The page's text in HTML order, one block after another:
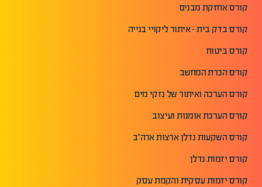
קורס אחזקת מבנים
קורס בדק בית - איתור ליקויי בנייה
קורס ביטוח
קורס הכרת המחשב
קורס הערכה ואיתור של נזקי מים
קורס הערכת אומנות ועיצוב
קורס השקעות נדלן ארצות ארה"ב
קורס יזמות נדלן
קורס יזמות עסקית והקמת עסק